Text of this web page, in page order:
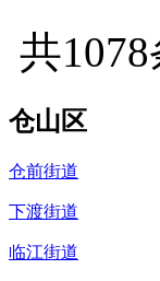
共1078
仓山区
仓前街道
下渡街道
临江街道